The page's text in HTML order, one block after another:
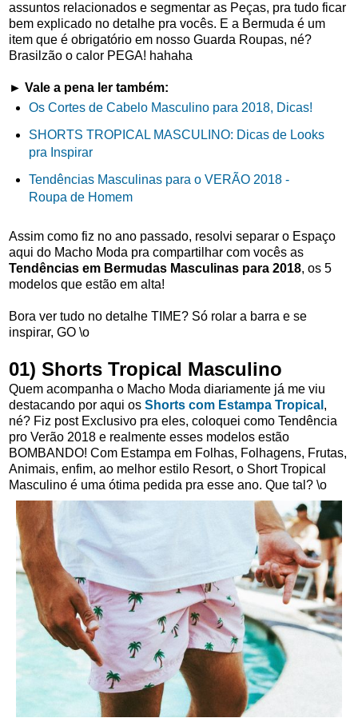
assuntos relacionados e segmentar as Peças, pra tudo ficar
bem explicado no detalhe pra vocês. E a Bermuda é um
item que é obrigatório em nosso Guarda Roupas, né?
Brasilzão o calor PEGA! hahaha
► Vale a pena ler também:
Os Cortes de Cabelo Masculino para 2018, Dicas!
SHORTS TROPICAL MASCULINO: Dicas de Looks
pra Inspirar
Tendências Masculinas para o VERÃO 2018 -
Roupa de Homem
Assim como fiz no ano passado, resolvi separar o Espaço
aqui do Macho Moda pra compartilhar com vocês as
Tendências em Bermudas Masculinas para 2018, os 5
modelos que estão em alta!
Bora ver tudo no detalhe TIME? Só rolar a barra e se
inspirar, GO \o
01) Shorts Tropical Masculino
Quem acompanha o Macho Moda diariamente já me viu
destacando por aqui os Shorts com Estampa Tropical ,
né? Fiz post Exclusivo pra eles, coloquei como Tendência
pro Verão 2018 e realmente esses modelos estão
BOMBANDO! Com Estampa em Folhas, Folhagens, Frutas,
Animais, enfim, ao melhor estilo Resort, o Short Tropical
Masculino é uma ótima pedida pra esse ano. Que tal? \o